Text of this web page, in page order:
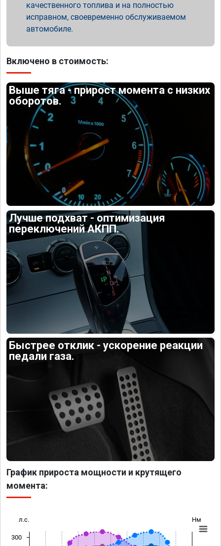
качественного топлива и на полностью
исправном, своевременно обслуживаемом
автомобиле.
Включено в стоимость:
Выше тяга - прирост момента с низких
оборотов.
Лучше подхват - оптимизация
переключений АКПП.
Быстрее отклик - ускорение реакции
педали газа.
График прироста мощности и крутящего
момента:
л.с. Нм
300